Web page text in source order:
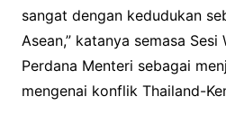
sangat dengan kedudukan
Asean,” katanya semasa
Perdana Menteri sebagai
mengenai konflik Thailand-